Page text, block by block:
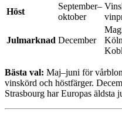
Höst
September–
oktober
Julmarknad December
Bästa val: Maj–juni för
vinskörd och höstfärger.
Strasbourg har Europas äldsta